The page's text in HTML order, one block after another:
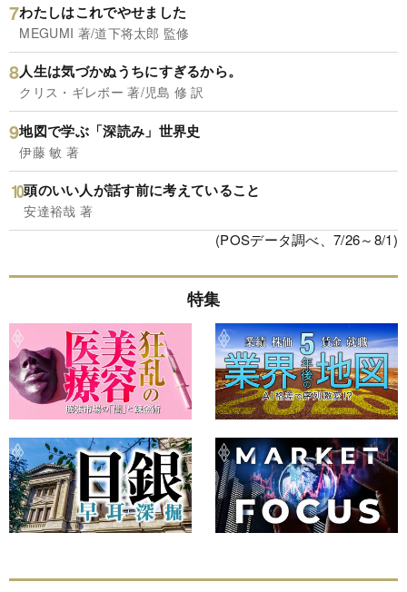
わたしはこれでやせました
MEGUMI 著/道下将太郎 監修
人生は気づかぬうちにすぎるから。
クリス・ギレボー 著/児島 修 訳
地図で学ぶ「深読み」世界史
伊藤 敏 著
頭のいい人が話す前に考えていること
安達裕哉 著
(POSデータ調べ、7/26～8/1)
特集